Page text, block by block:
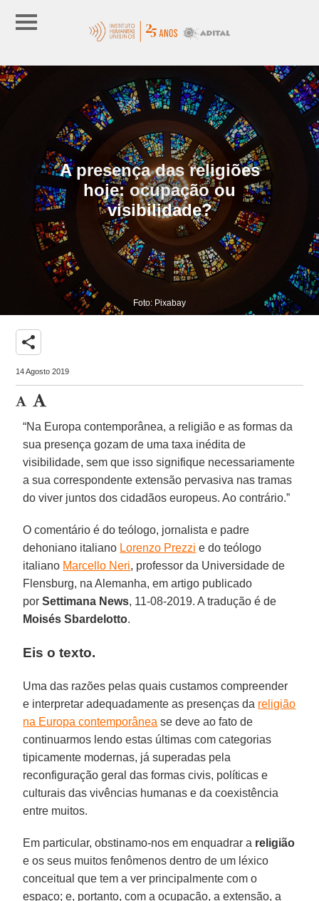
A presença das religiões
hoje: ocupação ou
visibilidade?
Foto: Pixabay
share
14 Agosto 2019
“Na Europa contemporânea, a religião e as formas da
sua presença gozam de uma taxa inédita de
visibilidade, sem que isso signifique necessariamente
a sua correspondente extensão pervasiva nas tramas
do viver juntos dos cidadãos europeus. Ao contrário.”
O comentário é do teólogo, jornalista e padre
dehoniano italiano Lorenzo Prezzi e do teólogo
italiano Marcello Neri, professor da Universidade de
Flensburg, na Alemanha, em artigo publicado
porSettimana News, 11-08-2019. A tradução é de
Moisés Sbardelotto.
Eis o texto.
Uma das razões pelas quais custamos compreender
e interpretar adequadamente as presenças da religião
na Europa contemporânea se deve ao fato de
continuarmos lendo estas últimas com categorias
tipicamente modernas, já superadas pela
reconfiguração geral das formas civis, políticas e
culturais das vivências humanas e da coexistência
entre muitos.
Em particular, obstinamo-nos em enquadrar a religião
e os seus muitos fenômenos dentro de um léxico
conceitual que tem a ver principalmente com o
espaço; e, portanto, com a ocupação, a extensão, a